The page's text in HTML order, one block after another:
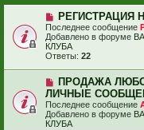
РЕГИСТРАЦИЯ
Последнее сообщение
Добавлено в форуме
КЛУБА
Ответы: 22
ПРОДАЖА
ЛИЧНЫЕ
Последнее сообщение
Добавлено в форуме
КЛУБА